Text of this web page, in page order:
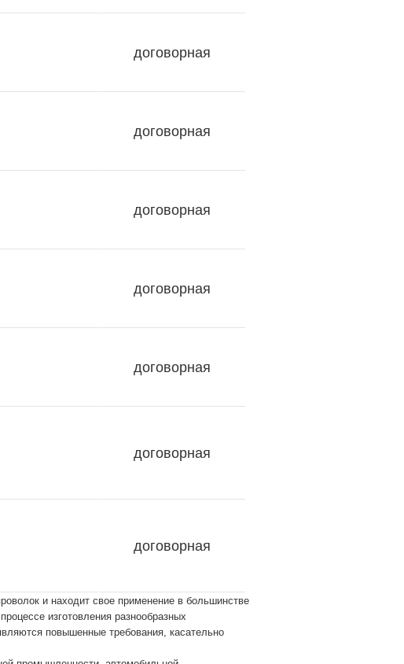
договорная
договорная
договорная
договорная
договорная
договорная
договорная
и находит свое применение в большинстве
изготовления разнообразных
повышенные требования, касательно